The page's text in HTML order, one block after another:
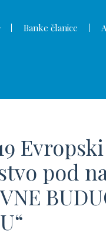
Banke članice
pod